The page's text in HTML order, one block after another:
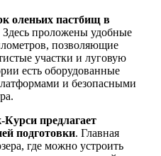
оленьих пастбищ в
Здесь проложены удобные
позволяющие
участки и луговую
есть оборудованные
и безопасными
предлагает
подготовки. Главная
где можно устроить